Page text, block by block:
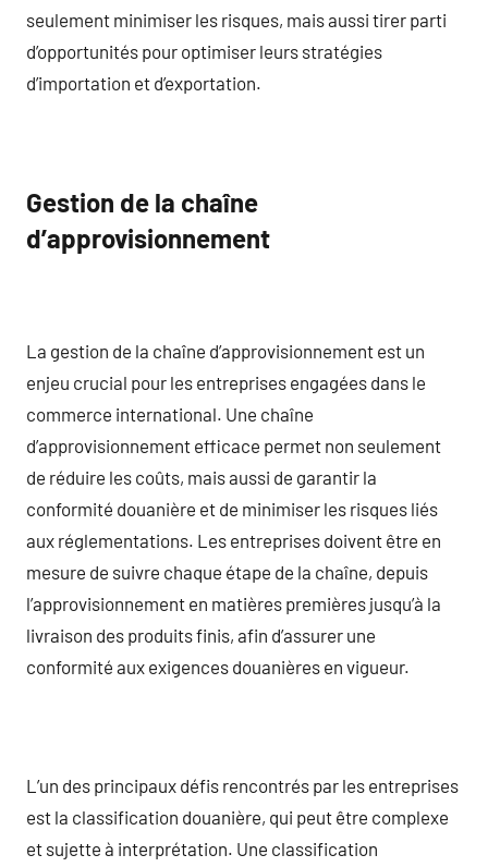
seulement minimiser les risques, mais aussi tirer parti
d’opportunités pour optimiser leurs stratégies
d’importation et d’exportation.
Gestion de la chaîne
d’approvisionnement
La gestion de la chaîne d’approvisionnement est un
enjeu crucial pour les entreprises engagées dans le
commerce international. Une chaîne
d’approvisionnement efficace permet non seulement
de réduire les coûts, mais aussi de garantir la
conformité douanière et de minimiser les risques liés
aux réglementations. Les entreprises doivent être en
mesure de suivre chaque étape de la chaîne, depuis
l’approvisionnement en matières premières jusqu’à la
livraison des produits finis, afin d’assurer une
conformité aux exigences douanières en vigueur.
L’un des principaux défis rencontrés par les entreprises
est la classification douanière, qui peut être complexe
et sujette à interprétation. Une classification